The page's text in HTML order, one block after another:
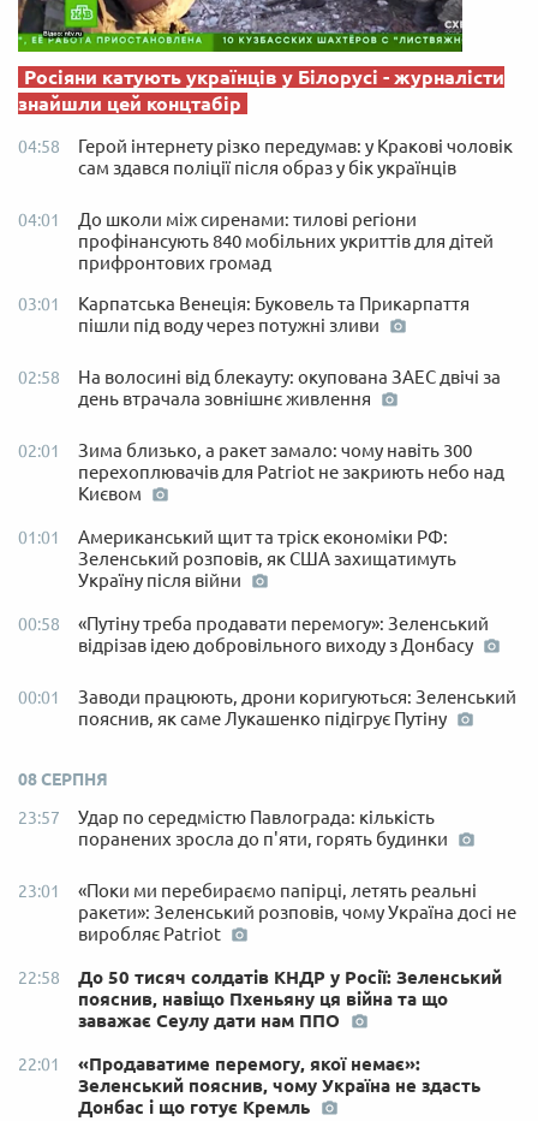
Росіяни катують українців у Білорусі - журналісти
знайшли цей концтабір
04:58
Герой інтернету різко передумав: у Кракові чоловік
сам здався поліції після образ у бік українців
04:01
До школи між сиренами: тилові регіони
профінансують 840 мобільних укриттів для дітей
прифронтових громад
03:01
Карпатська Венеція: Буковель та Прикарпаття
пішли під воду через потужні зливи
02:58
На волосині від блекауту: окупована ЗАЕС двічі за
день втрачала зовнішнє живлення
02:01
Зима близько, а ракет замало: чому навіть 300
перехоплювачів для Patriot не закриють небо над
Києвом
01:01
Американський щит та тріск економіки РФ:
Зеленський розповів, як США захищатимуть
Україну після війни
00:58
«Путіну треба продавати перемогу»: Зеленський
відрізав ідею добровільного виходу з Донбасу
00:01
Заводи працюють, дрони коригуються: Зеленський
пояснив, як саме Лукашенко підігрує Путіну
08 СЕРПНЯ
23:57
Удар по середмістю Павлограда: кількість
поранених зросла до п'яти, горять будинки
23:01
«Поки ми перебираємо папірці, летять реальні
ракети»: Зеленський розповів, чому Україна досі не
виробляє Patriot
22:58
До 50 тисяч солдатів КНДР у Росії: Зеленський
пояснив, навіщо Пхеньяну ця війна та що
заважає Сеулу дати нам ППО
22:01
«Продаватиме перемогу, якої немає»:
Зеленський пояснив, чому Україна не здасть
Донбас і що готує Кремль